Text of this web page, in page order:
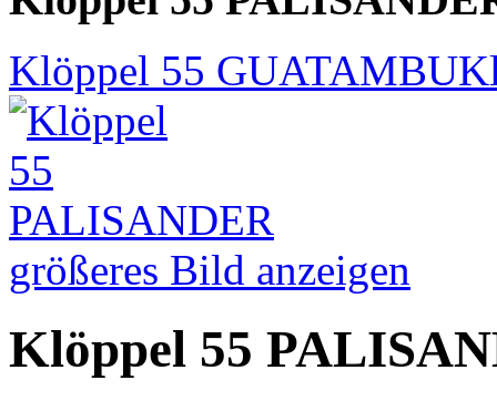
Klöppel 55 GUATAMBU
größeres Bild anzeigen
Klöppel 55